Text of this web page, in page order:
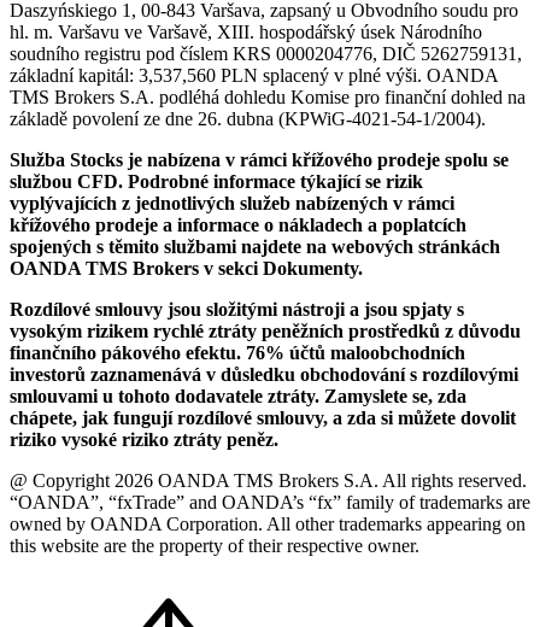
Daszyńskiego 1, 00-843 Varšava, zapsaný u Obvodního soudu pro
hl. m. Varšavu ve Varšavě, XIII. hospodářský úsek Národního
soudního registru pod číslem KRS 0000204776, DIČ 5262759131,
základní kapitál: 3,537,560 PLN splacený v plné výši. OANDA
TMS Brokers S.A. podléhá dohledu Komise pro finanční dohled na
základě povolení ze dne 26. dubna (KPWiG-4021-54-1/2004).
Služba Stocks je nabízena v rámci křížového prodeje spolu se
službou CFD. Podrobné informace týkající se rizik
vyplývajících z jednotlivých služeb nabízených v rámci
křížového prodeje a informace o nákladech a poplatcích
spojených s těmito službami najdete na webových stránkách
OANDA TMS Brokers v sekci Dokumenty.
Rozdílové smlouvy jsou složitými nástroji a jsou spjaty s
vysokým rizikem rychlé ztráty peněžních prostředků z důvodu
finančního pákového efektu. 76% účtů maloobchodních
investorů zaznamenává v důsledku obchodování s rozdílovými
smlouvami u tohoto dodavatele ztráty. Zamyslete se, zda
chápete, jak fungují rozdílové smlouvy, a zda si můžete dovolit
riziko vysoké riziko ztráty peněz.
@ Copyright 2026 OANDA TMS Brokers S.A. All rights reserved.
“OANDA”, “fxTrade” and OANDA’s “fx” family of trademarks are
owned by OANDA Corporation. All other trademarks appearing on
this website are the property of their respective owner.